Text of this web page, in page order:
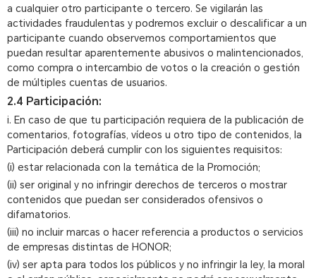
a cualquier otro participante o tercero. Se vigilarán las
actividades fraudulentas y podremos excluir o descalificar a un
participante cuando observemos comportamientos que
puedan resultar aparentemente abusivos o malintencionados,
como compra o intercambio de votos o la creación o gestión
de múltiples cuentas de usuarios.
2.4 Participación:
i. En caso de que tu participación requiera de la publicación de
comentarios, fotografías, vídeos u otro tipo de contenidos, la
Participación deberá cumplir con los siguientes requisitos:
(i) estar relacionada con la temática de la Promoción;
(ii) ser original y no infringir derechos de terceros o mostrar
contenidos que puedan ser considerados ofensivos o
difamatorios.
(iii) no incluir marcas o hacer referencia a productos o servicios
de empresas distintas de HONOR;
(iv) ser apta para todos los públicos y no infringir la ley, la moral